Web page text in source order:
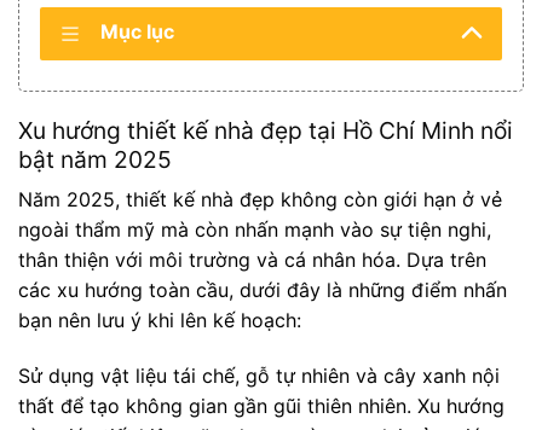
Mục lục
Xu hướng thiết kế nhà đẹp tại Hồ Chí Minh nổi
bật năm 2025
Năm 2025, thiết kế nhà đẹp không còn giới hạn ở vẻ
ngoài thẩm mỹ mà còn nhấn mạnh vào sự tiện nghi,
thân thiện với môi trường và cá nhân hóa. Dựa trên
các xu hướng toàn cầu, dưới đây là những điểm nhấn
bạn nên lưu ý khi lên kế hoạch:
Sử dụng vật liệu tái chế, gỗ tự nhiên và cây xanh nội
thất để tạo không gian gần gũi thiên nhiên. Xu hướng